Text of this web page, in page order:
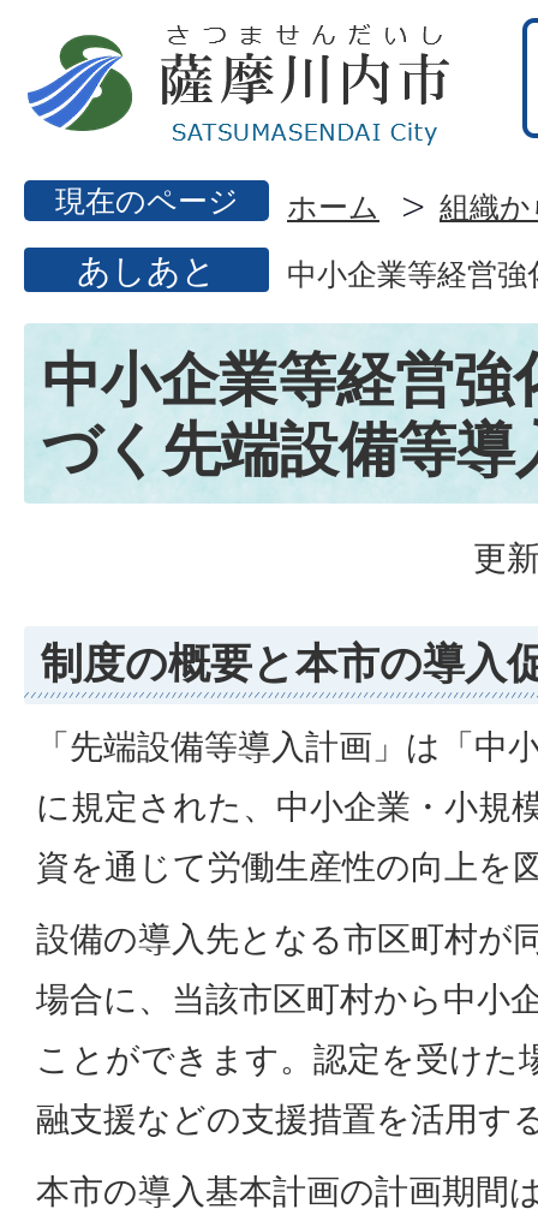
現在のページ ホーム 組織
あしあと 中小企業等経営
中小企業等経営強
づく先端設備等導
更
制度の概要と本市の導入
「先端設備等導入計画」は「中
に規定された、中小企業・小規
資を通じて労働生産性の向上を
設備の導入先となる市区町村が
場合に、当該市区町村から中小
ことができます。認定を受けた
融支援などの支援措置を活用す
本市の導入基本計画の計画期間